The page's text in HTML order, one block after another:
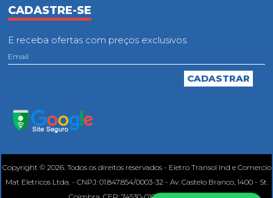
CADASTRE-SE
E receba ofertas com preços exclusivos.
Copyright © 2026. Todos os direitos reservados - Eletro Transol Ind e Comercio
Mat Eletricos Ltda. - CNPJ: 01.847.854/0003-32 - Av. Castelo Branco, 1400 - St.